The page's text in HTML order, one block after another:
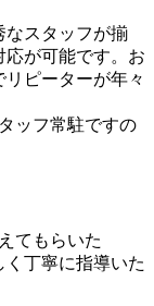
なスタッフが揃
応が可能です。お
ピーターが年々
ッフ常駐ですの
てもらいた
丁寧に指導いた